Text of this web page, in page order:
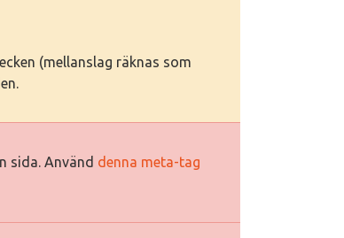
(mellanslag räknas som
sida. Använd denna meta-tag